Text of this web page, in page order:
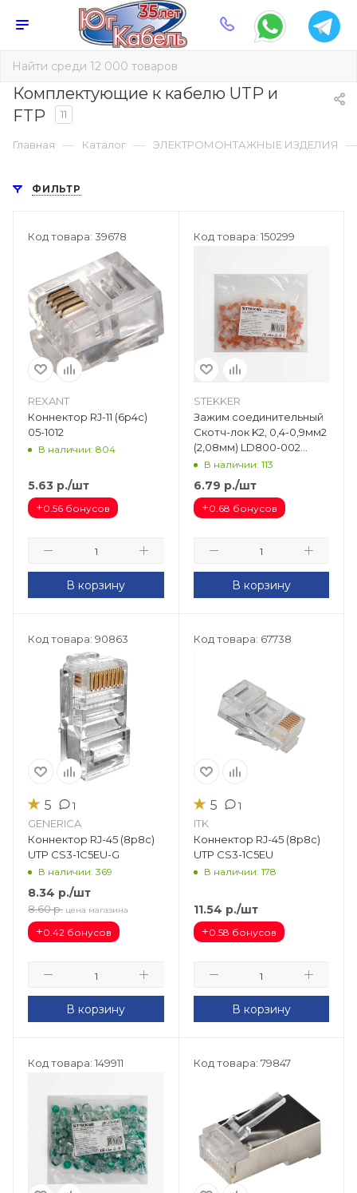
Комплектующие к кабелю UTP и
FTP
11
Главная — Каталог — ЭЛЕКТРОМОНТАЖНЫЕ ИЗДЕЛИЯ —
ФИЛЬТР
Код товара: 39678
REXANT
Коннектор RJ-11 (6p4c)
05-1012
В наличии: 804
5.63 р./шт
+0.56 бонусов
В корзину
Код товара: 150299
STEKKER
Зажим соединительный
Скотч-лок K2, 0,4-0,9мм2
(2,08мм) LD800-002
39544
В наличии: 113
6.79 р./шт
+0.68 бонусов
В корзину
Код товара: 90863
★ 5 1
GENERICA
Коннектор RJ-45 (8p8c)
UTP CS3-1C5EU-G
В наличии: 369
8.34 р./шт
8.60 р. цена магазина
+0.42 бонусов
В корзину
Код товара: 67738
★ 5 1
ITK
Коннектор RJ-45 (8p8c)
UTP CS3-1C5EU
В наличии: 178
11.54 р./шт
+0.58 бонусов
В корзину
Код товара: 149911 Код товара: 79847